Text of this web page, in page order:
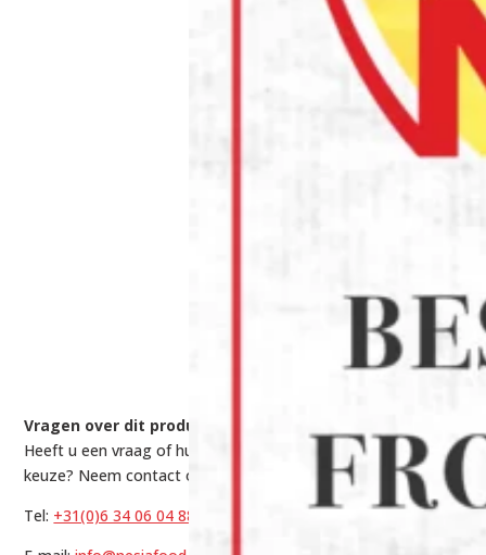
Vragen over dit product?
Heeft u een vraag of hulp nodig bij het maken van een
keuze? Neem contact op met onze experts via:
Tel: +31(0)6 34 06 04 88